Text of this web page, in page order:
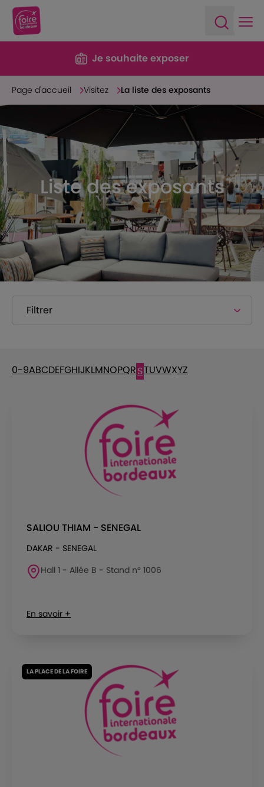
Je souhaite exposer
Page d'accueil Visitez La liste des exposants
Liste des exposants
Filtrer
0-9ABCDEFGHIJKLMNOPQRSTUVWXYZ
SALIOU THIAM - SENEGAL
DAKAR - SENEGAL
Hall 1 - Allée B - Stand n° 1006
En savoir +
LA PLACE DE LA FOIRE